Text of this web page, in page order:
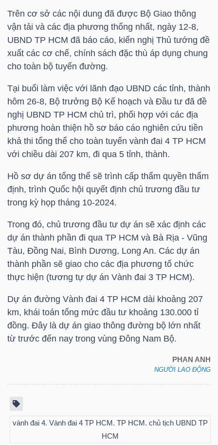
Trên cơ sở các nội dung đã được Bộ Giao thông
vận tải và các địa phương thống nhất, ngày 12-8,
UBND TP HCM đã báo cáo, kiến nghị Thủ tướng đề
xuất các cơ chế, chính sách đặc thù áp dụng chung
cho toàn bộ tuyến đường.
Tại buổi làm việc với lãnh đạo UBND các tỉnh, thành
hôm 26-8, Bộ trưởng Bộ Kế hoạch và Đầu tư đã đề
nghị UBND TP HCM chủ trì, phối hợp với các địa
phương hoàn thiện hồ sơ báo cáo nghiên cứu tiền
khả thi tổng thể cho toàn tuyến vành đai 4 TP HCM
với chiều dài 207 km, đi qua 5 tỉnh, thành.
Hồ sơ dự án tổng thể sẽ trình cấp thẩm quyền thẩm
định, trình Quốc hội quyết định chủ trương đầu tư
trong kỳ họp tháng 10-2024.
Trong đó, chủ trương đầu tư dự án sẽ xác định các
dự án thành phần đi qua TP HCM và Bà Rịa - Vũng
Tàu, Đồng Nai, Bình Dương, Long An. Các dự án
thành phần sẽ giao cho các địa phương tổ chức
thực hiện (tương tự dự án Vành đai 3 TP HCM).
Dự án đường Vành đai 4 TP HCM dài khoảng 207
km, khái toán tổng mức đầu tư khoảng 130.000 tỉ
đồng. Đây là dự án giao thông đường bộ lớn nhất
từ trước đến nay trong vùng Đông Nam Bộ.
PHAN ANH
NGƯỜI LAO ĐỘNG
vành đai 4. Vành đai 4 TP HCM. TP HCM. chủ tịch UBND TP
HCM
NGÀNH
DOANH
NGHIỆP
CỔ
PHIẾU
PHÁI
TRÁI
PHIẾU
CÔNG
CỤ
XUẤT